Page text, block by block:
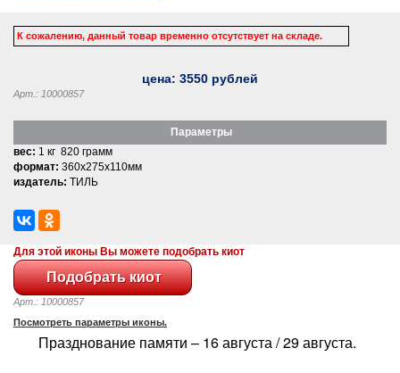
К сожалению, данный товар временно отсутствует на складе.
цена: 3550 рублей
Арт.: 10000857
Параметры
вес: 1 кг 820 грамм
формат: 360x275x110мм
издатель: ТИЛЬ
Для этой иконы Вы можете подобрать киот
Арт.: 10000857
Посмотреть параметры иконы.
Празднование памяти – 16 августа / 29 августа.